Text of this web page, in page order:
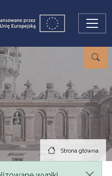
Strona główna